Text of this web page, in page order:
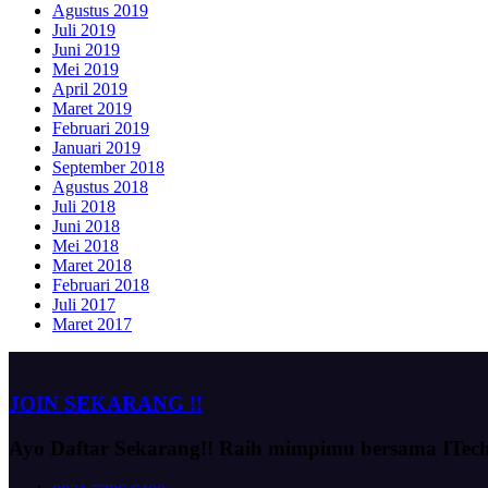
Agustus 2019
Juli 2019
Juni 2019
Mei 2019
April 2019
Maret 2019
Februari 2019
Januari 2019
September 2018
Agustus 2018
Juli 2018
Juni 2018
Mei 2018
Maret 2018
Februari 2018
Juli 2017
Maret 2017
JOIN SEKARANG !!
Ayo Daftar Sekarang!! Raih mimpimu bersama